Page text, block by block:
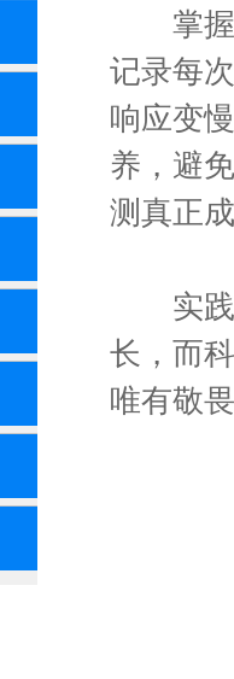
掌握
记录每
响应变
养，避
测真正
实践
长，而
唯有敬